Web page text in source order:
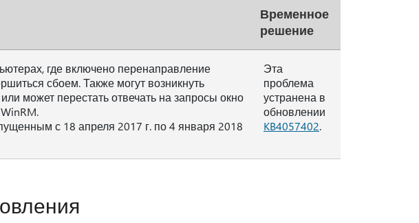
Временное
решение
где включено перенаправление
сбоем. Также могут возникнуть
может перестать отвечать на запросы окно
с 18 апреля 2017 г. по 4 января 2018
Эта
проблема
устранена в
обновлении
KB4057402.